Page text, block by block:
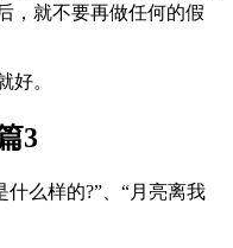
，就不要再做任何的假
好。
3
什么样的?”、“月亮离我